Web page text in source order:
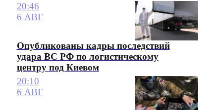
20:46
6 АВГ
Опубликованы кадры последствий
удара ВС РФ по логистическому
центру под Киевом
20:10
6 АВГ